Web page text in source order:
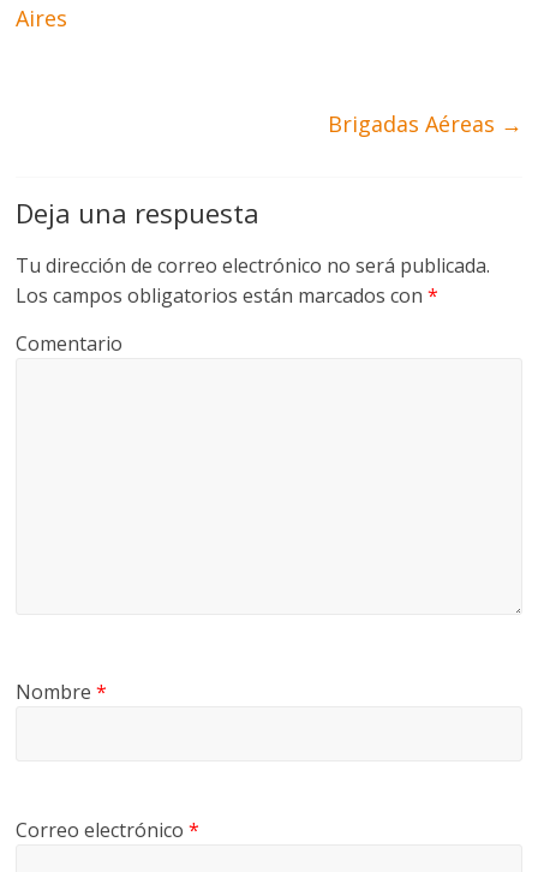
Aires
Brigadas Aéreas →
Deja una respuesta
Tu dirección de correo electrónico no será publicada.
Los campos obligatorios están marcados con*
Comentario
Nombre*
Correo electrónico*